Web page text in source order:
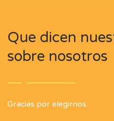
Que dicen
sobre nosotros
Gracias por elegirnos.